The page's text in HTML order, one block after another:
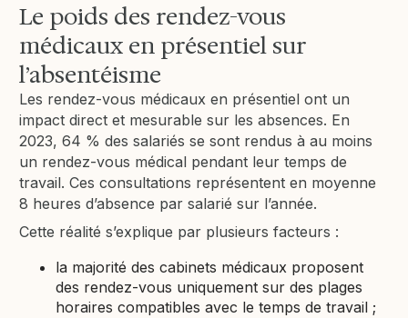
Le poids des rendez-vous
médicaux en présentiel sur
l’absentéisme
Les rendez-vous médicaux en présentiel ont un
impact direct et mesurable sur les absences. En
2023, 64 % des salariés se sont rendus à au moins
un rendez-vous médical pendant leur temps de
travail. Ces consultations représentent en moyenne
8 heures d’absence par salarié sur l’année.
Cette réalité s’explique par plusieurs facteurs :
la majorité des cabinets médicaux proposent
des rendez-vous uniquement sur des plages
horaires compatibles avec le temps de travail ;